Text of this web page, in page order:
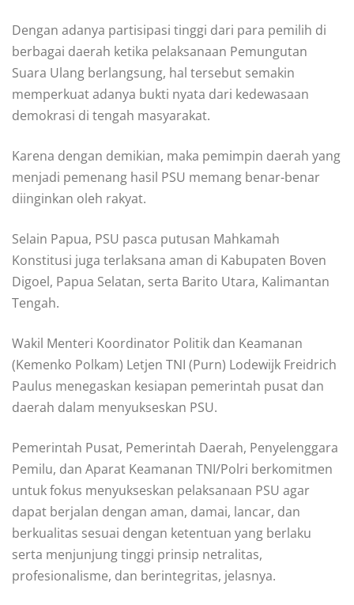
Dengan adanya partisipasi tinggi dari para pemilih di
berbagai daerah ketika pelaksanaan Pemungutan
Suara Ulang berlangsung, hal tersebut semakin
memperkuat adanya bukti nyata dari kedewasaan
demokrasi di tengah masyarakat.
Karena dengan demikian, maka pemimpin daerah yang
menjadi pemenang hasil PSU memang benar-benar
diinginkan oleh rakyat.
Selain Papua, PSU pasca putusan Mahkamah
Konstitusi juga terlaksana aman di Kabupaten Boven
Digoel, Papua Selatan, serta Barito Utara, Kalimantan
Tengah.
Wakil Menteri Koordinator Politik dan Keamanan
(Kemenko Polkam) Letjen TNI (Purn) Lodewijk Freidrich
Paulus menegaskan kesiapan pemerintah pusat dan
daerah dalam menyukseskan PSU.
Pemerintah Pusat, Pemerintah Daerah, Penyelenggara
Pemilu, dan Aparat Keamanan TNI/Polri berkomitmen
untuk fokus menyukseskan pelaksanaan PSU agar
dapat berjalan dengan aman, damai, lancar, dan
berkualitas sesuai dengan ketentuan yang berlaku
serta menjunjung tinggi prinsip netralitas,
profesionalisme, dan berintegritas, jelasnya.